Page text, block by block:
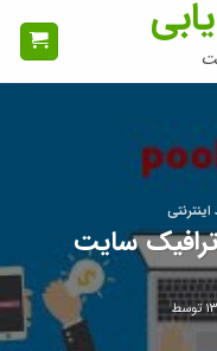
ترافیک سایت
توسط